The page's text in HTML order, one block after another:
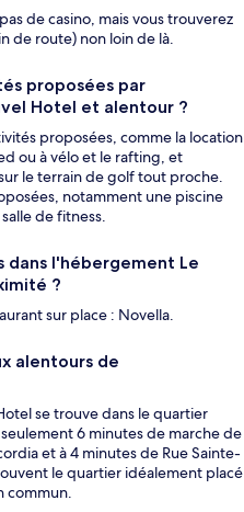
de casino, mais vous trouverez
de route) non loin de là.
proposées par
Hotel et alentour ?
proposées, comme la location
ou à vélo et le rafting, et
le terrain de golf tout proche.
notamment une piscine
de fitness.
dans l'hébergement Le
?
sur place : Novella.
alentours de
se trouve dans le quartier
6 minutes de marche de
et à 4 minutes de Rue Sainte-
le quartier idéalement placé
commun.